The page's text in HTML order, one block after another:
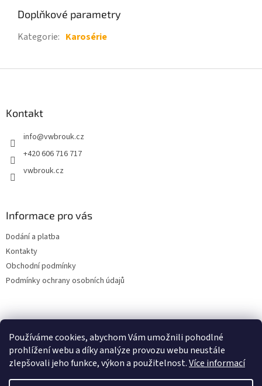
Používáme cookies, abychom Vám umožnili pohodlné
prohlížení webu a díky analýze provozu webu neustále
zlepšovali jeho funkce, výkon a použitelnost.Více informací
Doplňkové parametry
Kategorie: Karosérie
Kontakt
info@vwbrouk.cz
+420 606 716 717
vwbrouk.cz
Informace pro vás
Dodání a platba
Kontakty
Obchodní podmínky
Podmínky ochrany osobních údajů